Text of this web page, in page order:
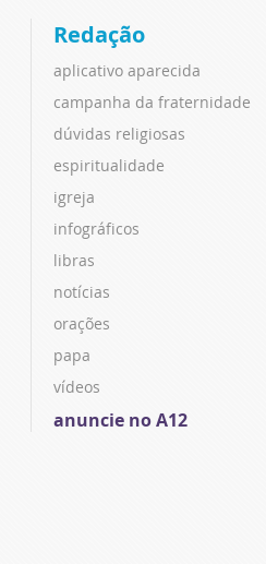
Redação
aplicativo aparecida
campanha da fraternidade
dúvidas religiosas
espiritualidade
igreja
infográficos
libras
notícias
orações
papa
vídeos
anuncie no A12